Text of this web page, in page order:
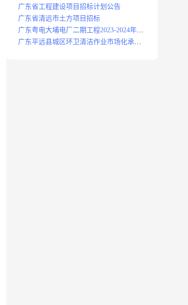
广东省工程建设项目招标计划公告
广东省清远市土方项目招标
广东粤电大埔电厂二期工程2023-2024年度
安保服务项目招标公告
广东平远县城区环卫清洁作业市场化承包